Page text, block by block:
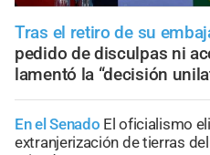
Tras el retiro de su
pedido de disculpas ni
lamentó la “decisión
En el Senado El oficialismo
extranjerización de tierras